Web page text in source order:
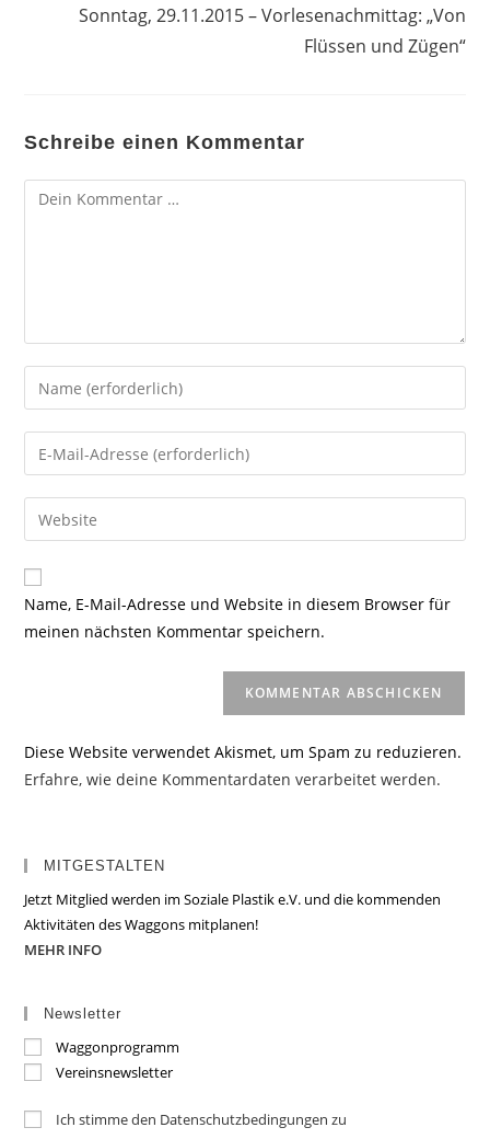
Sonntag, 29.11.2015 – Vorlesenachmittag: „Von
Flüssen und Zügen“
Schreibe einen Kommentar
Kommentar
Gib
deinen
Namen
oder
zum
Kommentieren
ein
Gib
deine
E-
Mail-
zum
Kommentieren
ein
Gib
deine
Website-
URL
Name, E-Mail-Adresse und Website in diesem Browser für
meinen nächsten Kommentar speichern.
Diese Website verwendet Akismet, um Spam zu reduzieren.
Erfahre, wie deine Kommentardaten verarbeitet werden.
MITGESTALTEN
Jetzt Mitglied werden im Soziale Plastik e.V. und die kommenden
Aktivitäten des Waggons mitplanen!
MEHR INFO
Newsletter
Waggonprogramm
Vereinsnewsletter
Ich stimme den Datenschutzbedingungen zu